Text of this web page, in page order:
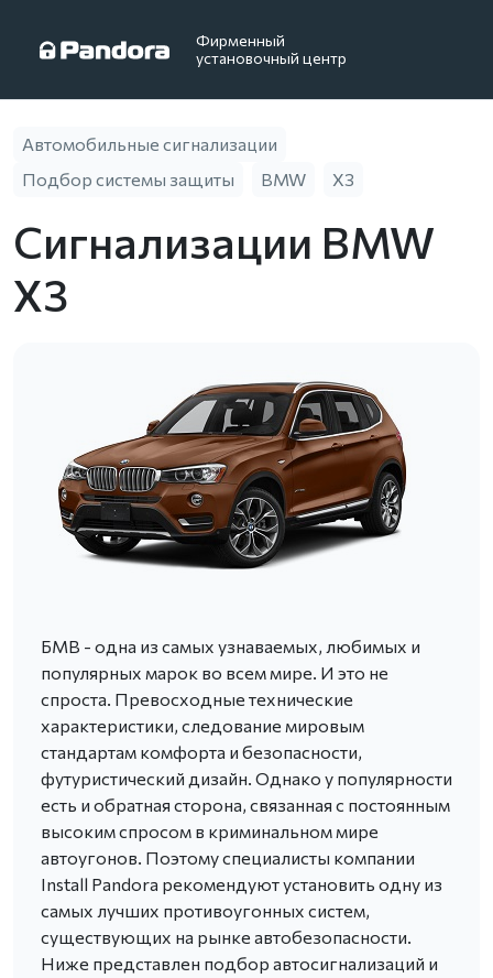
Фирменный
установочный центр
Автомобильные сигнализации
Подбор системы защиты
BMW X3
Сигнализации BMW
X3
БМВ - одна из самых узнаваемых, любимых и
популярных марок во всем мире. И это не
спроста. Превосходные технические
характеристики, следование мировым
стандартам комфорта и безопасности,
футуристический дизайн. Однако у популярности
есть и обратная сторона, связанная с постоянным
высоким спросом в криминальном мире
автоугонов. Поэтому специалисты компании
Install Pandora рекомендуют установить одну из
самых лучших противоугонных систем,
существующих на рынке автобезопасности.
Ниже представлен подбор автосигнализаций и